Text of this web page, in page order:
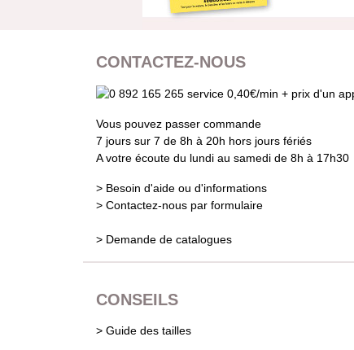
CONTACTEZ-NOUS
Vous pouvez passer commande
7 jours sur 7 de 8h à 20h hors jours fériés
A votre écoute du lundi au samedi de 8h à 17h30
> Besoin d'aide ou d'informations
> Contactez-nous par formulaire
> Demande de catalogues
CONSEILS
> Guide des tailles